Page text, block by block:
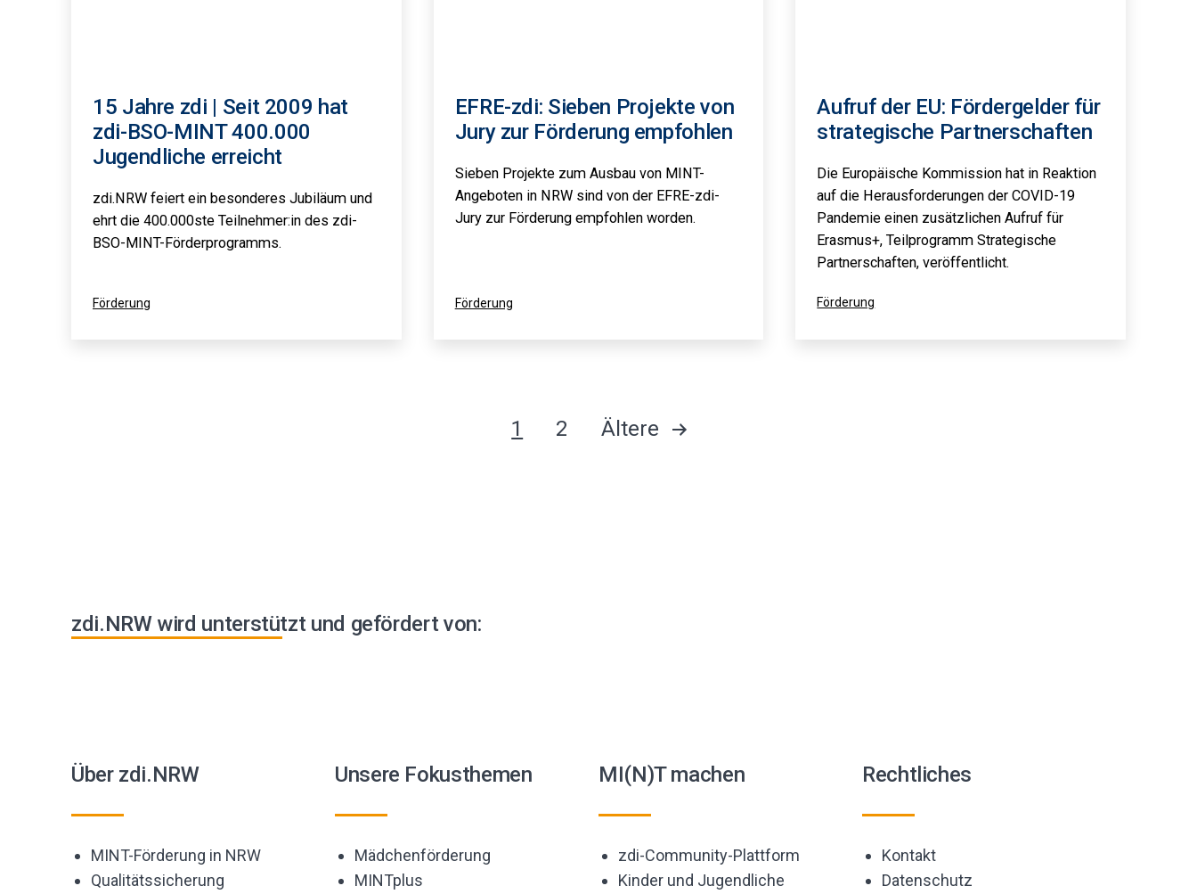
15 Jahre zdi | Seit 2009 hat
zdi-BSO-MINT 400.000
Jugendliche erreicht
zdi.NRW feiert ein besonderes Jubiläum und
ehrt die 400.000ste Teilnehmer:in des zdi-
BSO-MINT-Förderprogramms.
Kategorisiert
Förderung
EFRE-zdi: Sieben Projekte von
Jury zur Förderung empfohlen
Sieben Projekte zum Ausbau von MINT-
Angeboten in NRW sind von der EFRE-zdi-
Jury zur Förderung empfohlen worden.
Kategorisiert
Förderung
Aufruf der EU: Fördergelder für
strategische Partnerschaften
Die Europäische Kommission hat in Reaktion
auf die Herausforderungen der COVID-19
Pandemie einen zusätzlichen Aufruf für
Erasmus+, Teilprogramm Strategische
Partnerschaften, veröffentlicht.
Kategorisiert
Förderung
1 2 Ältere
zdi.NRW wird unterstützt und gefördert von:
Über zdi.NRW
MINT-Förderung in NRW
Qualitätssicherung
Unsere Fokusthemen
Mädchenförderung
MINTplus
MI(N)T machen
zdi-Community-Plattform
Kinder und Jugendliche
Rechtliches
Kontakt
Datenschutz